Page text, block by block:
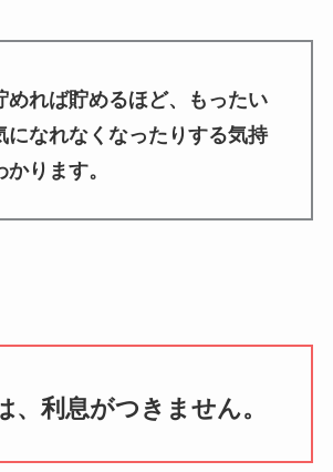
めれば貯めるほど、もったい
になれなくなったりする気持
ります。
、利息がつきません。